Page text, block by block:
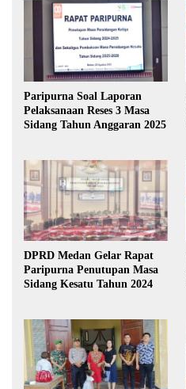
Paripurna Soal Laporan
Pelaksanaan Reses 3 Masa
Sidang Tahun Anggaran 2025
DPRD Medan Gelar Rapat
Paripurna Penutupan Masa
Sidang Kesatu Tahun 2024